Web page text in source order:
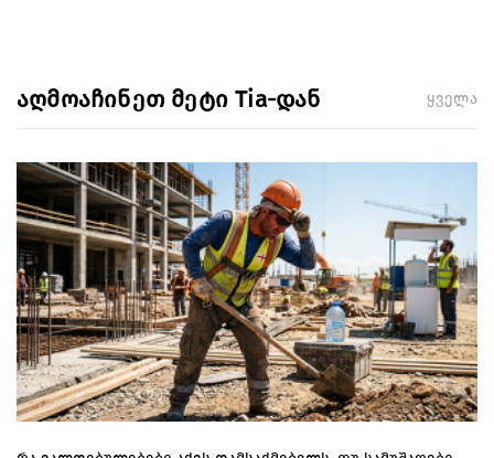
აღმოაჩინეთ მეტი Tia-დან ყველა